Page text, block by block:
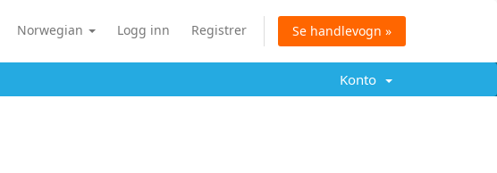
Norwegian Logg inn Registrer Se handlevogn »
Konto